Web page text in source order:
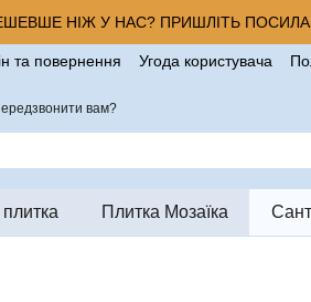
НІЖ У НАС? ПРИШЛІТЬ
та повернення Угода користувача
вам?
плитка Плитка Мозаїка